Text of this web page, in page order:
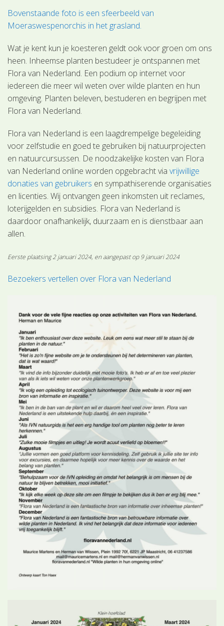
Bovenstaande foto is een sfeerbeeld van
Moeraswespenorchis in het grasland.
Wat je kent kun je koesteren geldt ook voor groen om ons
heen. Inheemse planten bestudeer je ontspannen met
Flora van Nederland. Een podium op internet voor
iedereen die meer wil weten over wilde planten en hun
omgeving. Planten beleven, bestuderen en begrijpen met
Flora van Nederland.
Flora van Nederland is een laagdrempelige begeleiding
voor zelfstudie en goed te gebruiken bij natuurprojecten
en natuurcursussen. De noodzakelijke kosten van Flora
van Nederland online worden opgebracht viavrijwillige
donaties van gebruikers en sympathiserende organisaties
en licenties. Wij ontvangen geen inkomsten uit reclames,
loterijgelden en subsidies. Flora van Nederland is
daardoor onafhankelijk, duurzaam en is dienstbaar aan
allen.
Eerste plaatsing 2 januari 2024, en aangepast op 9 januari 2024
Bezoekers vertellen over Flora van Nederland